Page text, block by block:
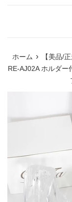
ホーム ›
【美品/
RE-AJ02A ホルダ